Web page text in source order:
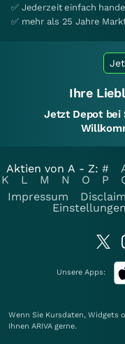
✅ Jederzeit einfach
✅ mehr als 25 Jahre
Ihre
Jetzt Depot bei
Aktien von A - Z: #
K
L M N O P
Impressum
Einstellungen
Unsere Apps:
Wenn Sie Kursdaten, Widgets
Ihnen ARIVA gerne.